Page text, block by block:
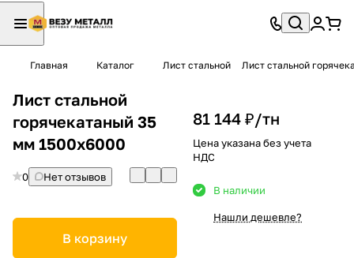
Главная Каталог Лист стальной Лист стальной
Лист стальной
горячекатаный 35
мм 1500х6000
0 Нет отзывов
В корзину
81 144 ₽/тн
Цена указана без учета
НДС
В наличии
Нашли дешевле?